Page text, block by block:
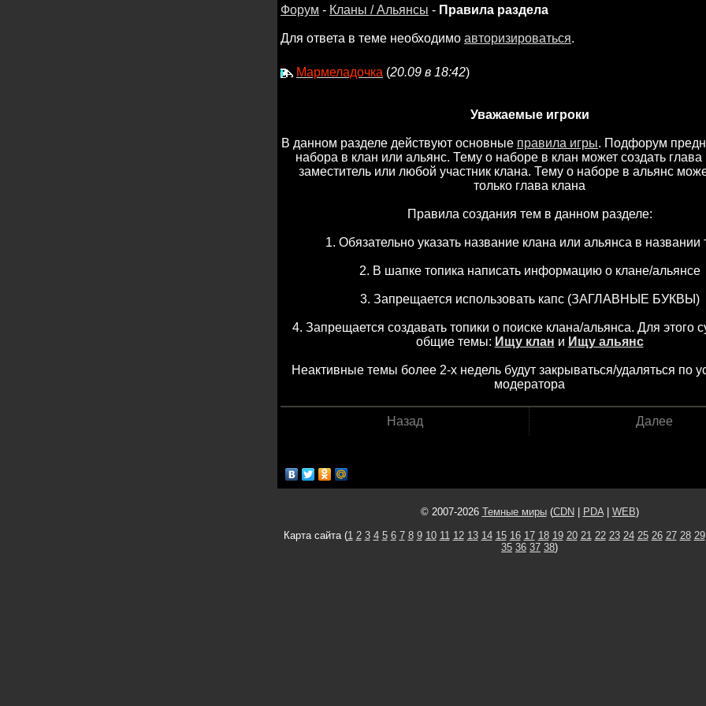
Форум - Кланы / Альянсы - Правила раздела
Для ответа в теме необходимо авторизироваться.
Мармеладочка (20.09 в 18:42)
Уважаемые игроки
В данном разделе действуют основные правила игры. Подфорум
набора в клан или альянс. Тему о наборе в клан может создать глава
заместитель или любой участник клана. Тему о наборе в альянс
только глава клана
Правила создания тем в данном разделе:
1. Обязательно указать название клана или альянса в названии
2. В шапке топика написать информацию о клане/альянсе
3. Запрещается использовать капс (ЗАГЛАВНЫЕ БУКВЫ)
4. Запрещается создавать топики о поиске клана/альянса. Для этого
общие темы: Ищу клан и Ищу альянс
Неактивные темы более 2-х недель будут закрываться/удаляться по
модератора
Назад Далее
© 2007-2026 Темные миры(CDN PDA| WEB)
Карта сайта (1 2 3 4 5 6 7 8 9 10 11 12 13 14 15 16 17 18 19 20 21 22 23 24 25 26 27 28 29
35 36 37 38)